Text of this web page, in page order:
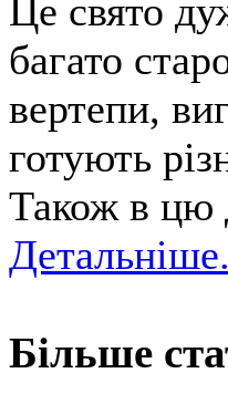
Це свято
багато
вертепи,
готують
Також в цю
Більше